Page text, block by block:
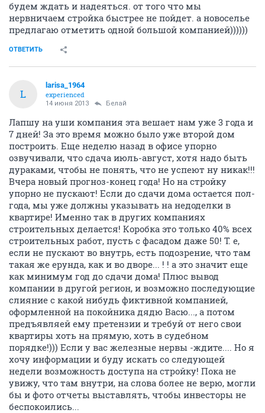
будем ждать и надеяться. от того что мы
нервничаем стройка быстрее не пойдет. а новоселье
предлагаю отметить одной большой компанией))))))
ОТВЕТИТЬ
L
larisa_1964
experienced
14 июня 2013 Белай
Лапшу на уши компания эта вешает нам уже 3 года и
7 дней! За это время можно было уже второй дом
построить. Еще неделю назад в офисе упорно
озвучивали, что сдача июль-август, хотя надо быть
дураками, чтобы не понять, что не успеют ну никак!!!
Вчера новый прогноз-конец года! Но на стройку
упорно не пускают! Если до сдачи дома остается пол-
года, мы уже должны указывать на недоделки в
квартире! Именно так в других компаниях
строительных делается! Коробка это только 40% всех
строительных работ, пусть с фасадом даже 50! Т. е,
если не пускают во внутрь, есть подозрение, что там
такая же ерунда, как и во дворе... ! ! а это значит еще
как минимум год до сдачи дома! Плюс вывод
компании в другой регион, и возможно последующие
слияние с какой нибудь фиктивной компанией,
оформленной на покойника дядю Васю..., а потом
предъявляей ему претензии и требуй от него свои
квартиры хоть на прямую, хоть в судебном
порядке!))) Если у вас железные нервы -ждите.... Но я
хочу информации и буду искать со следующей
недели возможность доступа на стройку! Пока не
увижу, что там внутри, на слова более не верю, могли
бы и фото отчеты выставлять, чтобы инвесторы не
беспокоились...